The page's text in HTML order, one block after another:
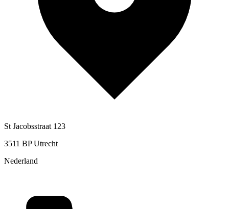
St Jacobsstraat 123
3511 BP Utrecht
Nederland